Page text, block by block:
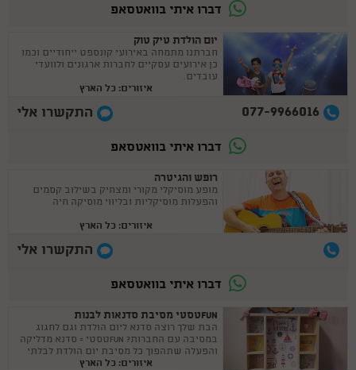
דברו איתי בוואטסאפ
יום הולדת טיק טוק
חברתנו מתמחה באירועי קונספט ייחודיים וכמו
כן אירועים עסקיים לחברות ארגונים ולוועדי
עובדים.
איזורים: כל הארץ
077-9966016 התקשרו אלי
דברו איתי בוואטסאפ
רופש והגיטרה
מופע מוסיקלי מקורי ומצחיק בשילוב קסמים
והפעלות מוסיקליות ובליווי מוסיקה חיה
איזורים: כל הארץ
התקשרו אלי
דברו איתי בוואטסאפ
FUNטסטי מסיבת סדנאות לבנות
הבת שלך רוצה סדנא ליום הולדת וגם לחגוג
במסיבה עם החברות? FUNטסטי = סדנא מדליקה
והפעלה שתהפוך כל מסיבת יום הולדת לבלתי
איזורים: כל הארץ